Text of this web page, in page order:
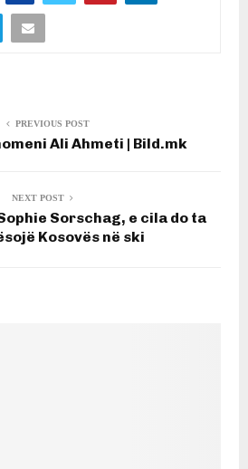
PREVIOUS POST
Ali Ahmeti | Bild.mk
NEXT POST
Sorschag, e cila do ta
Kosovës në ski